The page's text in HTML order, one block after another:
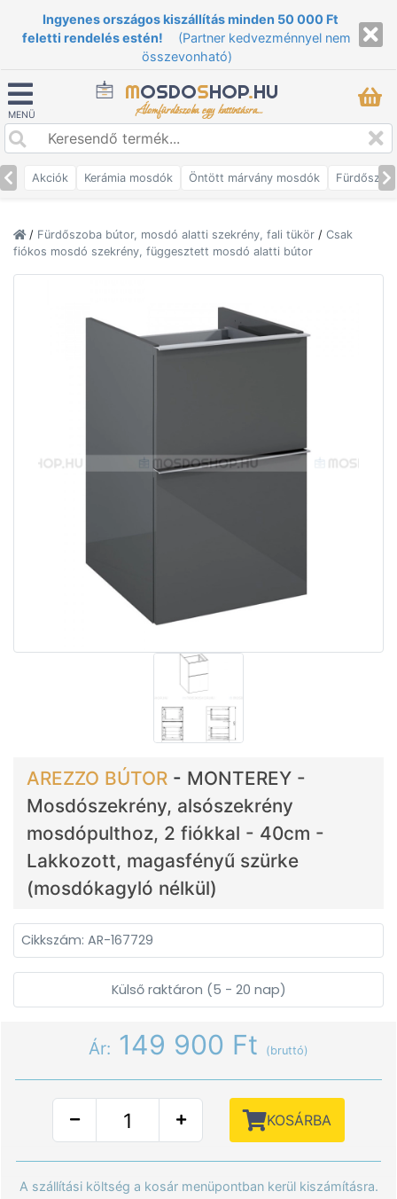
Ingyenes országos kiszállítás minden 50 000 Ft
feletti rendelés estén!
(Partner kedvezménnyel nem
összevonható)
MENÜ
MOSDOSHOP.HU
Álomfürdőszoba egy kattintásra...
Akciók Kerámia mosdók Öntött márvány mosdók
/ Fürdőszoba bútor, mosdó alatti szekrény, fali tükör / Csak
fiókos mosdó szekrény, függesztett mosdó alatti bútor
AREZZO BÚTOR - MONTEREY -
Mosdószekrény, alsószekrény
mosdópulthoz, 2 fiókkal - 40cm -
Lakkozott, magasfényű szürke
(mosdókagyló nélkül)
Cikkszám: AR-167729
Külső raktáron (5 - 20 nap)
Ár: 149 900 Ft (bruttó)
KOSÁRBA
A szállítási költség a kosár menüpontban kerül kiszámításra.